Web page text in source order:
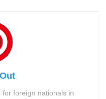
foreign nationals in